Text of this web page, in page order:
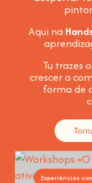
Aqui na
Tu trazes
crescer a
forma de
Experiências